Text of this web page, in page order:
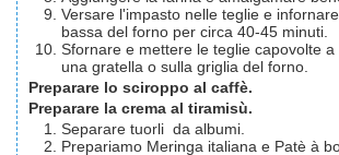
Versare l'impasto nelle teglie e
bassa del forno per circa 40-45 minuti.
Sfornare e mettere le teglie capovolte
una gratella o sulla griglia del forno.
Preparare lo sciroppo al caffè.
Preparare la crema al tiramisù.
Separare tuorli da albumi.
Prepariamo Meringa italiana e Patè à